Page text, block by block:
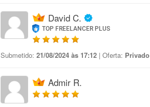
David C.
TOP FREELANCER PLUS
Submetido: 21/08/2024 às 17:12 | Oferta: Privado
Admir R.